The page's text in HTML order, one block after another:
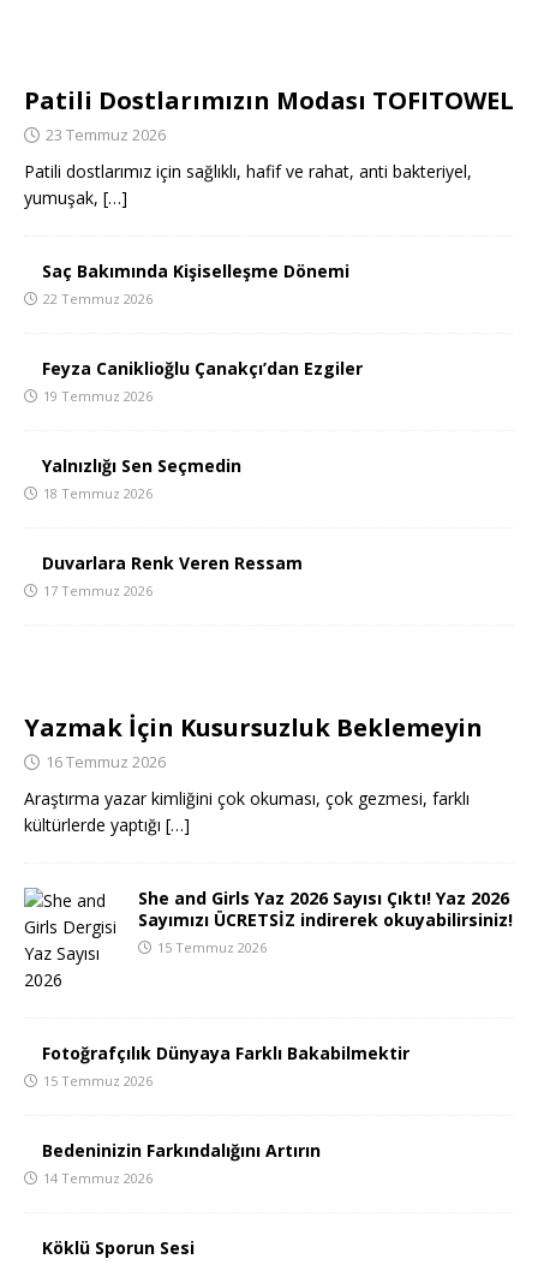
Patili Dostlarımızın Modası TOFITOWEL
23 Temmuz 2026
Patili dostlarımız için sağlıklı, hafif ve rahat, anti bakteriyel,
yumuşak, […]
Saç Bakımında Kişiselleşme Dönemi
22 Temmuz 2026
Feyza Caniklioğlu Çanakçı’dan Ezgiler
19 Temmuz 2026
Yalnızlığı Sen Seçmedin
18 Temmuz 2026
Duvarlara Renk Veren Ressam
17 Temmuz 2026
Yazmak İçin Kusursuzluk Beklemeyin
16 Temmuz 2026
Araştırma yazar kimliğini çok okuması, çok gezmesi, farklı
kültürlerde yaptığı […]
She and Girls Yaz 2026 Sayısı Çıktı! Yaz 2026
Sayımızı ÜCRETSİZ indirerek okuyabilirsiniz!
15 Temmuz 2026
Fotoğrafçılık Dünyaya Farklı Bakabilmektir
15 Temmuz 2026
Bedeninizin Farkındalığını Artırın
14 Temmuz 2026
Köklü Sporun Sesi